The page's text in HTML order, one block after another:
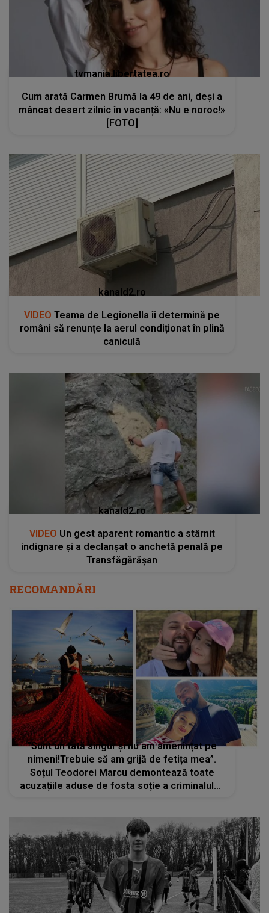
tvmania.libertatea.ro
Cum arată Carmen Brumă la 49 de ani, deși a
mâncat desert zilnic în vacanță: «Nu e noroc!»
[FOTO]
kanald2.ro
VIDEO Teama de Legionella îi determină pe
români să renunțe la aerul condiționat în plină
caniculă
kanald2.ro
VIDEO Un gest aparent romantic a stârnit
indignare și a declanșat o anchetă penală pe
Transfăgărășan
RECOMANDĂRI
"Sunt un tată singur și nu am amenințat pe
nimeni!Trebuie să am grijă de fetița mea”.
Soțul Teodorei Marcu demontează toate
acuzațiile aduse de fosta soție a criminalului,